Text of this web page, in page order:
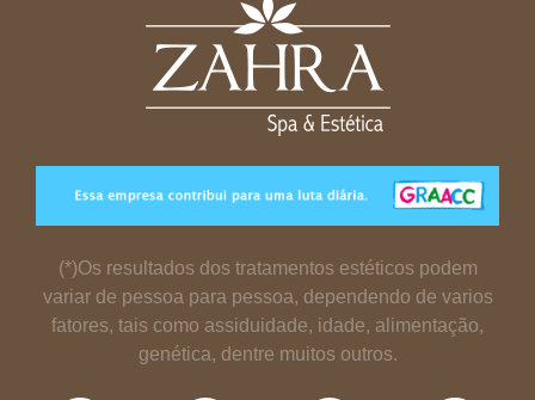
(*)Os resultados dos tratamentos estéticos podem
variar de pessoa para pessoa, dependendo de varios
fatores, tais como assiduidade, idade, alimentação,
genética, dentre muitos outros.